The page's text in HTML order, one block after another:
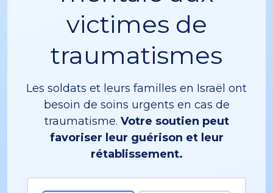
victimes de
traumatismes
Les soldats et leurs familles en Israël ont
besoin de soins urgents en cas de
traumatisme. Votre soutien peut
favoriser leur guérison et leur
rétablissement.